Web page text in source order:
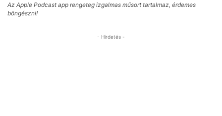
Az Apple Podcast app rengeteg izgalmas műsort tartalmaz, érdemes
böngészni!
- Hirdetés -